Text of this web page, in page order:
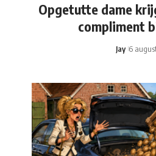
Opgetutte dame
compliment
Jay 6